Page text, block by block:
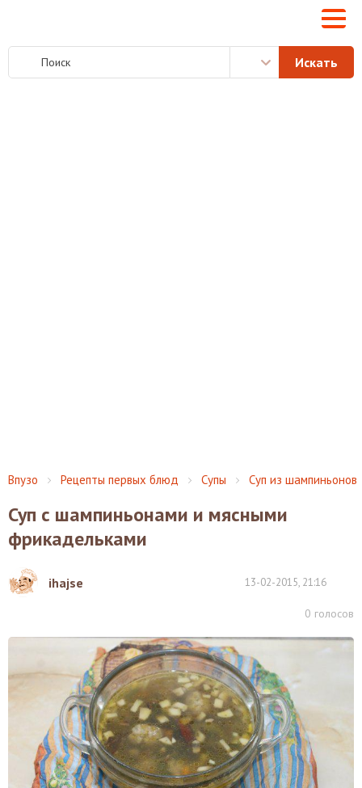
Впузо Рецепты первых блюд Супы Суп из шампиньонов
Суп с шампиньонами и мясными
фрикадельками
ihajse 13-02-2015, 21:16
0 голосов